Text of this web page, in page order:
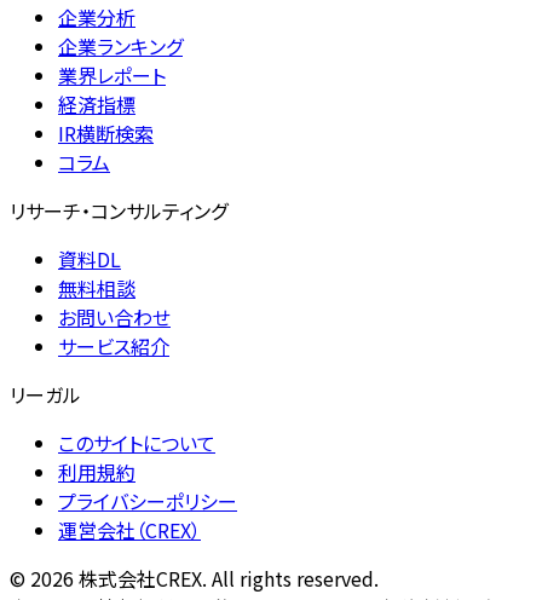
企業分析
企業ランキング
業界レポート
経済指標
IR横断検索
コラム
リサーチ・コンサルティング
資料DL
無料相談
お問い合わせ
サービス紹介
リーガル
このサイトについて
利用規約
プライバシーポリシー
運営会社（CREX）
© 2026株式会社CREX. All rights reserved.